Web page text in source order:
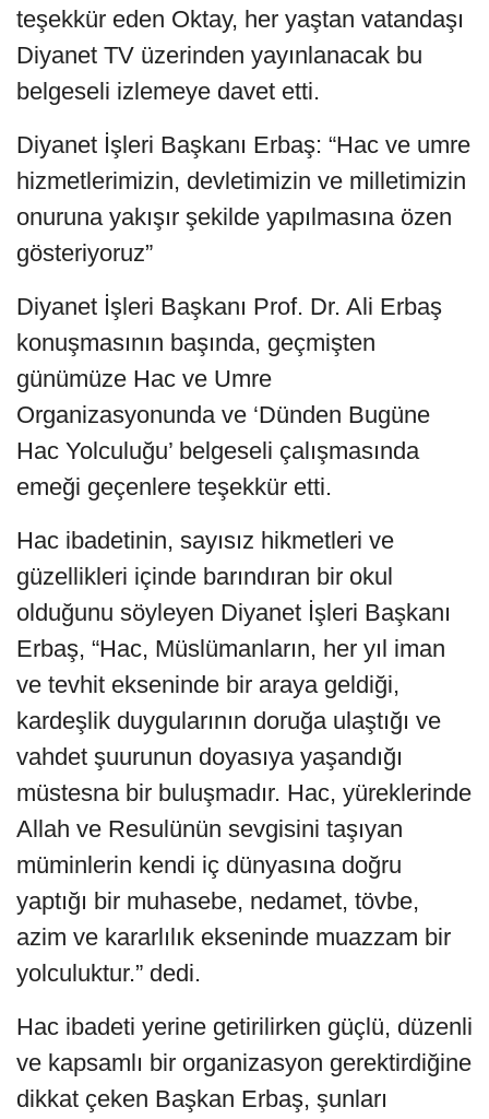
teşekkür eden Oktay, her yaştan vatandaşı
Diyanet TV üzerinden yayınlanacak bu
belgeseli izlemeye davet etti.
Diyanet İşleri Başkanı Erbaş: “Hac ve umre
hizmetlerimizin, devletimizin ve milletimizin
onuruna yakışır şekilde yapılmasına özen
gösteriyoruz”
Diyanet İşleri Başkanı Prof. Dr. Ali Erbaş
konuşmasının başında, geçmişten
günümüze Hac ve Umre
Organizasyonunda ve ‘Dünden Bugüne
Hac Yolculuğu’ belgeseli çalışmasında
emeği geçenlere teşekkür etti.
Hac ibadetinin, sayısız hikmetleri ve
güzellikleri içinde barındıran bir okul
olduğunu söyleyen Diyanet İşleri Başkanı
Erbaş, “Hac, Müslümanların, her yıl iman
ve tevhit ekseninde bir araya geldiği,
kardeşlik duygularının doruğa ulaştığı ve
vahdet şuurunun doyasıya yaşandığı
müstesna bir buluşmadır. Hac, yüreklerinde
Allah ve Resulünün sevgisini taşıyan
müminlerin kendi iç dünyasına doğru
yaptığı bir muhasebe, nedamet, tövbe,
azim ve kararlılık ekseninde muazzam bir
yolculuktur.” dedi.
Hac ibadeti yerine getirilirken güçlü, düzenli
ve kapsamlı bir organizasyon gerektirdiğine
dikkat çeken Başkan Erbaş, şunları